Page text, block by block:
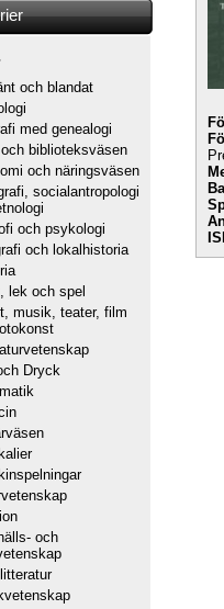
och blandat
med genealogi
biblioteksväsen
och näringsväsen
socialantropologi
och psykologi
och lokalhistoria
lek och spel
musik, teater, film
Dryck
och